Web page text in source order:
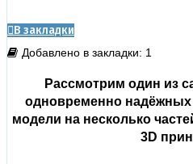
В закладки
Добавлено в закладки: 1
Рассмотрим один из
одновременно надёжных
модели на несколько
3D